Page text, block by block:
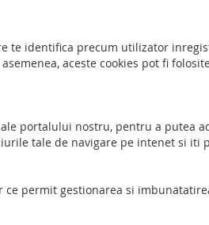
te identifica precum utilizator
aceste cookies pot fi
portalului nostru, pentru a
tale de navigare pe intenet si iti
permit gestionarea si